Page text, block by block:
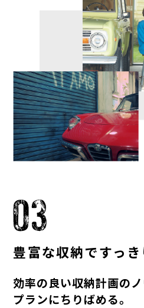
豊富な収納ですっ
効率の良い収納計画の
プランにちりばめる。